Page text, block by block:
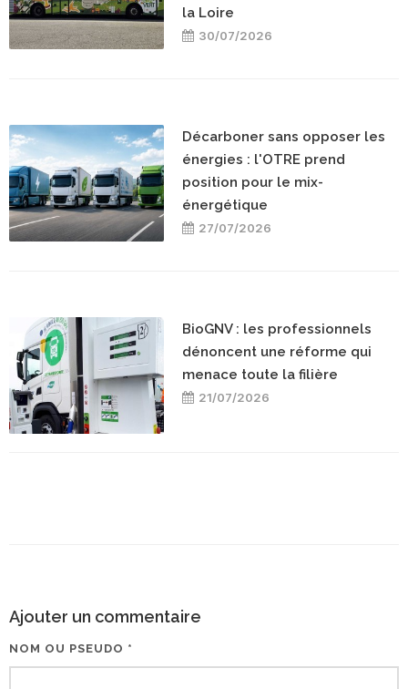
la Loire
30/07/2026
Décarboner sans opposer les
énergies : l'OTRE prend
position pour le mix-
énergétique
27/07/2026
BioGNV : les professionnels
dénoncent une réforme qui
menace toute la filière
21/07/2026
Ajouter un commentaire
NOM OU PSEUDO *